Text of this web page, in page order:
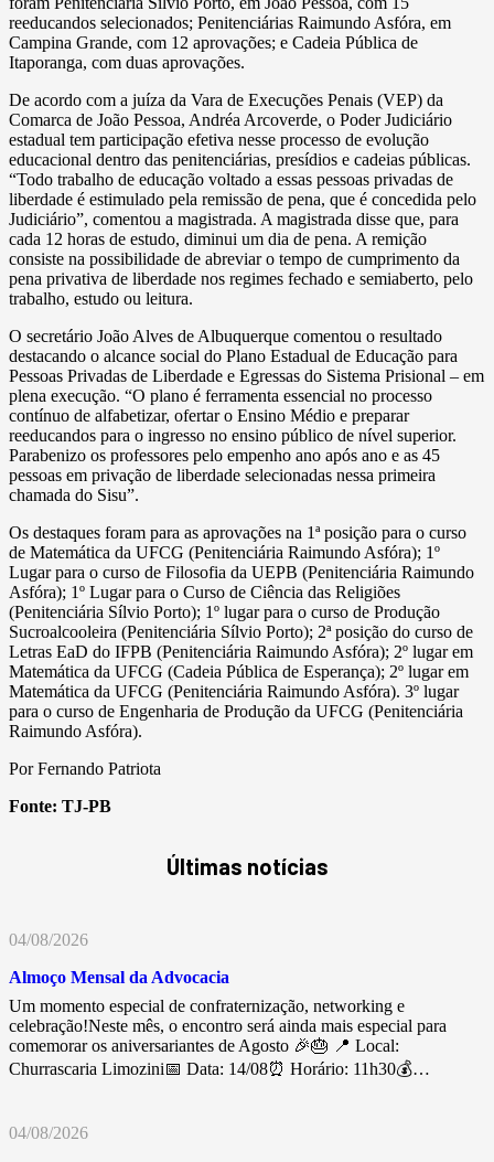
reeducandos selecionados; Penitenciárias Raimundo Asfóra, em
Campina Grande, com 12 aprovações; e Cadeia Pública de
Itaporanga, com duas aprovações.
De acordo com a juíza da Vara de Execuções Penais (VEP) da
Comarca de João Pessoa, Andréa Arcoverde, o Poder Judiciário
estadual tem participação efetiva nesse processo de evolução
educacional dentro das penitenciárias, presídios e cadeias públicas.
“Todo trabalho de educação voltado a essas pessoas privadas de
liberdade é estimulado pela remissão de pena, que é concedida pelo
Judiciário”, comentou a magistrada. A magistrada disse que, para
cada 12 horas de estudo, diminui um dia de pena. A remição
consiste na possibilidade de abreviar o tempo de cumprimento da
pena privativa de liberdade nos regimes fechado e semiaberto, pelo
trabalho, estudo ou leitura.
O secretário João Alves de Albuquerque comentou o resultado
destacando o alcance social do Plano Estadual de Educação para
Pessoas Privadas de Liberdade e Egressas do Sistema Prisional – em
plena execução. “O plano é ferramenta essencial no processo
contínuo de alfabetizar, ofertar o Ensino Médio e preparar
reeducandos para o ingresso no ensino público de nível superior.
Parabenizo os professores pelo empenho ano após ano e as 45
pessoas em privação de liberdade selecionadas nessa primeira
chamada do Sisu”.
Os destaques foram para as aprovações na 1ª posição para o curso
de Matemática da UFCG (Penitenciária Raimundo Asfóra); 1º
Lugar para o curso de Filosofia da UEPB (Penitenciária Raimundo
Asfóra); 1º Lugar para o Curso de Ciência das Religiões
(Penitenciária Sílvio Porto); 1º lugar para o curso de Produção
Sucroalcooleira (Penitenciária Sílvio Porto); 2ª posição do curso de
Letras EaD do IFPB (Penitenciária Raimundo Asfóra); 2º lugar em
Matemática da UFCG (Cadeia Pública de Esperança); 2º lugar em
Matemática da UFCG (Penitenciária Raimundo Asfóra). 3º lugar
para o curso de Engenharia de Produção da UFCG (Penitenciária
Raimundo Asfóra).
Por Fernando Patriota
Fonte: TJ-PB
Últimas notícias
04/08/2026
Almoço Mensal da Advocacia
Um momento especial de confraternização, networking e
celebração!Neste mês, o encontro será ainda mais especial para
comemorar os aniversariantes de Agosto 🎉🎂 📍 Local:
Churrascaria Limozini📅 Data: 14/08⏰ Horário: 11h30💰…
04/08/2026